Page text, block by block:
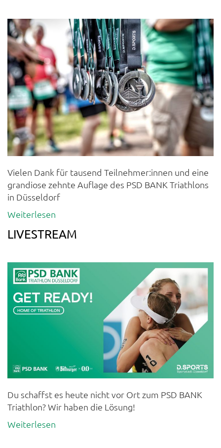
Vielen Dank für tausend Teilnehmer:innen und eine
grandiose zehnte Auflage des PSD BANK Triathlons
in Düsseldorf
Weiterlesen
LIVESTREAM
Du schaffst es heute nicht vor Ort zum PSD BANK
Triathlon? Wir haben die Lösung!
Weiterlesen